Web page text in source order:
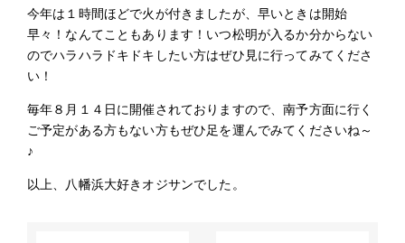
今年は１時間ほどで火が付きましたが、早いときは開始
早々！なんてこともあります！いつ松明が入るか分からない
のでハラハラドキドキしたい方はぜひ見に行ってみてくださ
い！
毎年８月１４日に開催されておりますので、南予方面に行く
ご予定がある方もない方もぜひ足を運んでみてくださいね～
♪
以上、八幡浜大好きオジサンでした。